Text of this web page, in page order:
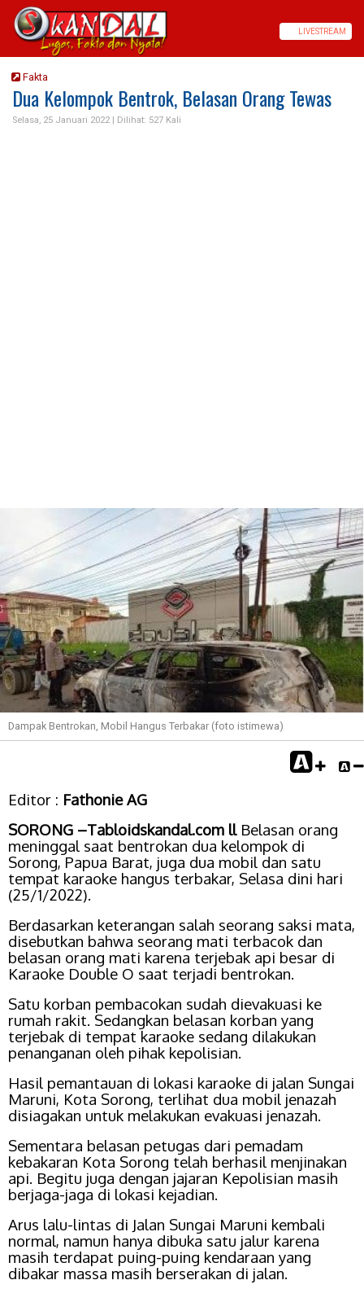
LIVESTREAM
Fakta
Dua Kelompok Bentrok, Belasan Orang Tewas
Selasa, 25 Januari 2022 | Dilihat: 527 Kali
Dampak Bentrokan, Mobil Hangus Terbakar (foto istimewa)
Editor : Fathonie AG
SORONG –Tabloidskandal.com llBelasan orang
meninggal saat bentrokan dua kelompok di
Sorong, Papua Barat, juga dua mobil dan satu
tempat karaoke hangus terbakar, Selasa dini hari
(25/1/2022).
Berdasarkan keterangan salah seorang saksi mata,
disebutkan bahwa seorang mati terbacok dan
belasan orang mati karena terjebak api besar di
Karaoke Double O saat terjadi bentrokan.
Satu korban pembacokan sudah dievakuasi ke
rumah rakit. Sedangkan belasan korban yang
terjebak di tempat karaoke sedang dilakukan
penanganan oleh pihak kepolisian.
Hasil pemantauan di lokasi karaoke di jalan Sungai
Maruni, Kota Sorong, terlihat dua mobil jenazah
disiagakan untuk melakukan evakuasi jenazah.
Sementara belasan petugas dari pemadam
kebakaran Kota Sorong telah berhasil menjinakan
api. Begitu juga dengan jajaran Kepolisian masih
berjaga-jaga di lokasi kejadian.
Arus lalu-lintas di Jalan Sungai Maruni kembali
normal, namun hanya dibuka satu jalur karena
masih terdapat puing-puing kendaraan yang
dibakar massa masih berserakan di jalan.